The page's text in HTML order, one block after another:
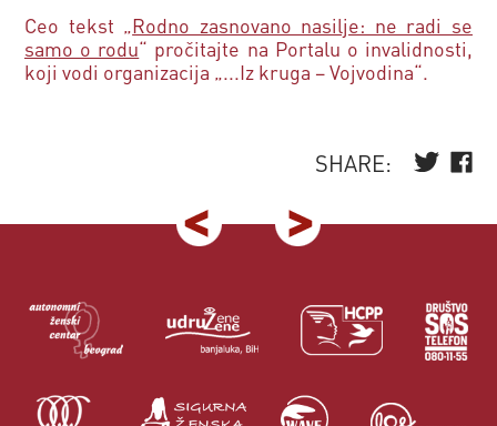
Ceo tekst „Rodno zasnovano nasilje: ne radi se
samo o rodu“ pročitajte na Portalu o invalidnosti,
koji vodi organizacija „...Iz kruga – Vojvodina“.
SHARE: